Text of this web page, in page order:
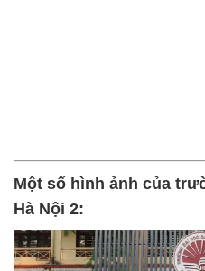
Một số hình ảnh của
Hà Nội 2: